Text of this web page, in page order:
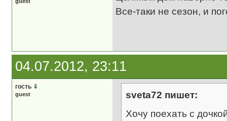
Все-таки не сезон, и
04.07.2012, 23:11
гость ⇓
guest
sveta72 пишет:
Хочу поехать с